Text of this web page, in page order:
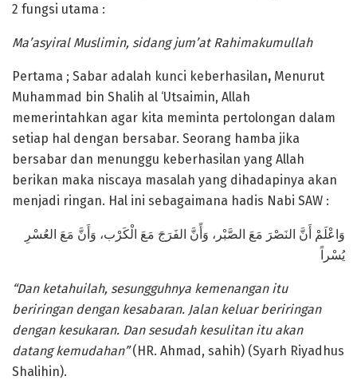
2 fungsi utama :
Ma’asyiral Muslimin, sidang jum’at Rahimakumullah
Pertama ; Sabar adalah kunci keberhasilan, Menurut
Muhammad bin Shalih al ‘Utsaimin, Allah
memerintahkan agar kita meminta pertolongan dalam
setiap hal dengan bersabar. Seorang hamba jika
bersabar dan menunggu keberhasilan yang Allah
berikan maka niscaya masalah yang dihadapinya akan
menjadi ringan. Hal ini sebagaimana hadis Nabi SAW :
وَاعْلَمْ أَنَّ النَصْرَ مَعَ الصَّبْر، وَأًنَّ الفَرَجَ مَعَ الْكَرْب، وَأَنَّ مَعَ العُسْرِ
يُسْراً
“Dan ketahuilah, sesungguhnya kemenangan itu
beriringan dengan kesabaran. Jalan keluar beriringan
dengan kesukaran. Dan sesudah kesulitan itu akan
datang kemudahan”(HR. Ahmad, sahih) (Syarh Riyadhus
Shalihin).